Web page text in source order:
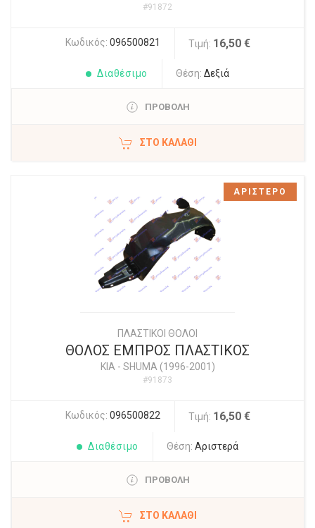
#91872
Κωδικός: 096500821 Τιμή: 16,50 €
Διαθέσιμο Θέση: Δεξιά
ΠΡΟΒΟΛΗ
ΣΤΟ ΚΑΛΆΘΙ
ΠΛΑΣΤΙΚΟΙ ΘΟΛΟΙ
ΘΟΛΟΣ ΕΜΠΡΟΣ ΠΛΑΣΤΙΚΟΣ
KIA - SHUMA (1996-2001)
#91873
Κωδικός: 096500822 Τιμή: 16,50 €
Διαθέσιμο Θέση: Αριστερά
ΠΡΟΒΟΛΗ
ΣΤΟ ΚΑΛΆΘΙ
ΑΡΙΣΤΕΡΟ